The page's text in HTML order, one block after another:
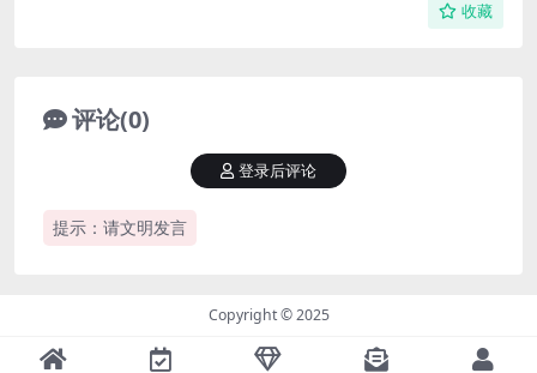
收藏
评论(0)
提示：请文明发言
登录后评论
Copyright © 2025